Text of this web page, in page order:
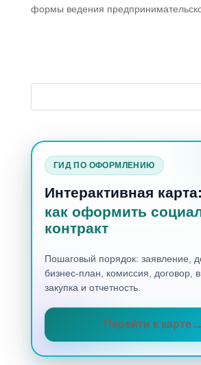
формы ведения
ГИД ПО ОФОРМЛЕНИЮ
Интерактивная карта:
как оформить
контракт
Пошаговый порядок: заявление,
бизнес-план, комиссия, договор,
закупка и отчетность.
Перейти к карте